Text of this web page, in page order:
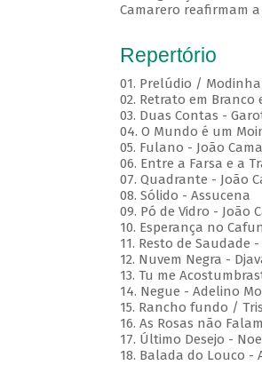
Camarero reafirmam
Repertório
01. Prelúdio / Modinha
02. Retrato em Branco
03. Duas Contas -
04. O Mundo é um
05. Fulano - João
06. Entre a Farsa e a
07. Quadrante - João
08. Sólido - Assucena
09. Pó de Vidro - João
10. Esperança no
11. Resto de Saudade
12. Nuvem Negra -
13. Tu me
14. Negue - Adelino
15. Rancho fundo /
16. As Rosas não
17. Último Desejo -
18. Balada do Louco -